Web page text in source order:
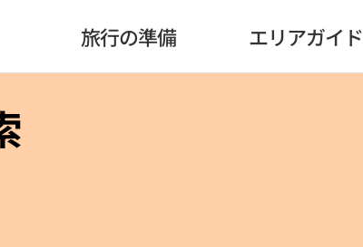
旅行の準備 エリアガイド